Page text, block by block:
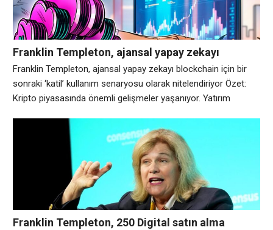
Franklin Templeton, ajansal yapay zekayı
blockchain için bir sonraki ‘katil’ kullanım
senaryosu olarak nitelendiriyor
Franklin Templeton, ajansal yapay zekayı blockchain için bir
sonraki ‘katil’ kullanım senaryosu olarak nitelendiriyor Özet:
Kripto piyasasında önemli gelişmeler yaşanıyor. Yatırım
inovasyon başkanına göre, yapay zeka (AI) ajanları, blockchain
ve kripto para birimi için bir sonraki “öldürücü” kullanım
örneğidir. Sandy Kaul, çarşamba günkü bir X gönderisinde, eski
Franklin Templeton, 250 Digital satın alma